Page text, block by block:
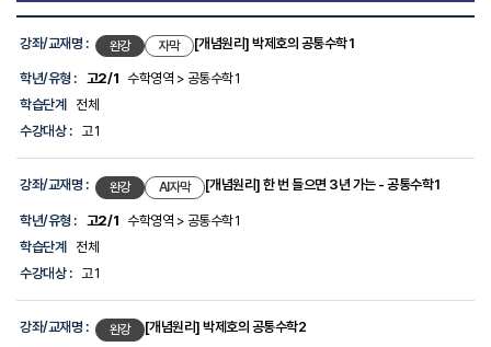
좌
록
선
생
강
좌/
재
학
년/
형,
학
강좌/교재명 : 완강 자막 [개념원리] 박제호의 공통수학1
학년/유형 : 고2/1 수학영역 > 공통수학1
학습단계
전체
수강대상 : 고1
강좌/교재명 : 완강 AI자막 [개념원리] 한 번 들으면 3년 가는 - 공통수학1
학년/유형 : 고2/1 수학영역 > 공통수학1
학습단계
전체
수강대상 : 고1
강좌/교재명 : 완강 [개념원리] 박제호의 공통수학2